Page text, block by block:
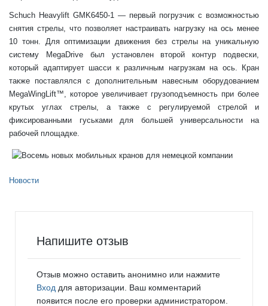
Schuch Heavylift GMK6450-1 — первый погрузчик с возможностью
снятия стрелы, что позволяет настраивать нагрузку на ось менее
10 тонн. Для оптимизации движения без стрелы на уникальную
систему MegaDrive был установлен второй контур подвески,
который адаптирует шасси к различным нагрузкам на ось. Кран
также поставлялся с дополнительным навесным оборудованием
MegaWingLift™, которое увеличивает грузоподъемность при более
крутых углах стрелы, а также с регулируемой стрелой и
фиксированными гуськами для большей универсальности на
рабочей площадке.
Новости
Напишите отзыв
Отзыв можно оставить анонимно или нажмите
Вход для авторизации. Ваш комментарий
появится после его проверки администратором.